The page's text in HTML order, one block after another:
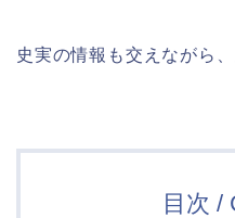
史実の情報も交えながら
目次 /